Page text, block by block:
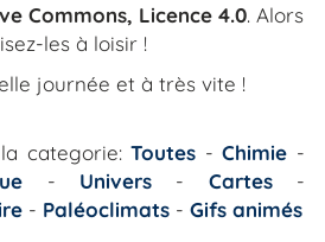
Commons, Licence 4.0. Alors
les à loisir !
journée et à très vite !
categorie:Toutes -Chimie -
- Univers - Cartes-
- Paléoclimats - Gifs animés